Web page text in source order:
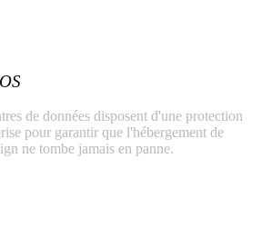
de données disposent d'une protection
pour garantir que l'hébergement de
ne tombe jamais en panne.